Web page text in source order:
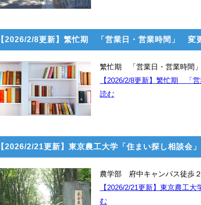
【2026/2/8更新】繁忙期 「営業日・営業時間」 変
繁忙期 「営業日・営業時間
【2026/2/8更新】繁忙期 「
読む
【2026/2/21更新】東京農工大学「住まい探し相談会
農学部 府中キャンパス徒歩
【2026/2/21更新】東京農工
む